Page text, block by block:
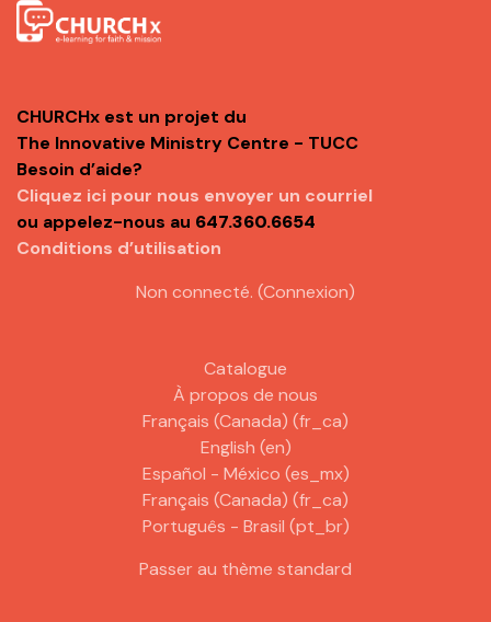
CHURCHx est un projet du
The Innovative Ministry Centre - TUCC
Besoin d’aide?
Cliquez ici pour nous envoyer un courriel
ou appelez-nous au 647.360.6654
Conditions d’utilisation
Non connecté. (Connexion)
Catalogue
À propos de nous
Français (Canada) ‎(fr_ca)‎
English ‎(en)‎
Español - México ‎(es_mx)‎
Français (Canada) ‎(fr_ca)‎
Português - Brasil ‎(pt_br)‎
Passer au thème standard